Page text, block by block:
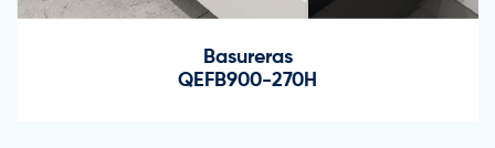
Basureras
QEFB900-270H